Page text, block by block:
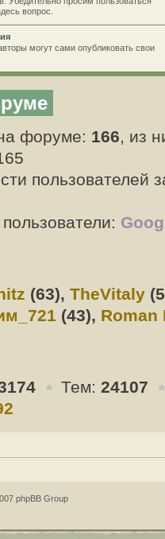
вопрос.
могут сами опубликовать свои
форуме: 166, из
пользователей
(63), TheVitaly
(43), Roman
Тем: 24107
phpBB Group